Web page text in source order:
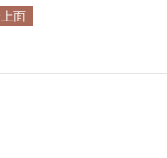
面